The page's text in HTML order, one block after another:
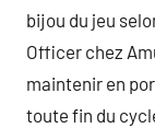
bijou du jeu
Officer chez
maintenir en
toute fin du